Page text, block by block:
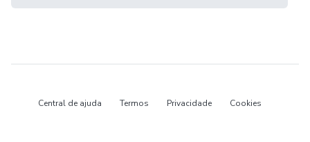
Central de ajuda Termos Privacidade Cookies